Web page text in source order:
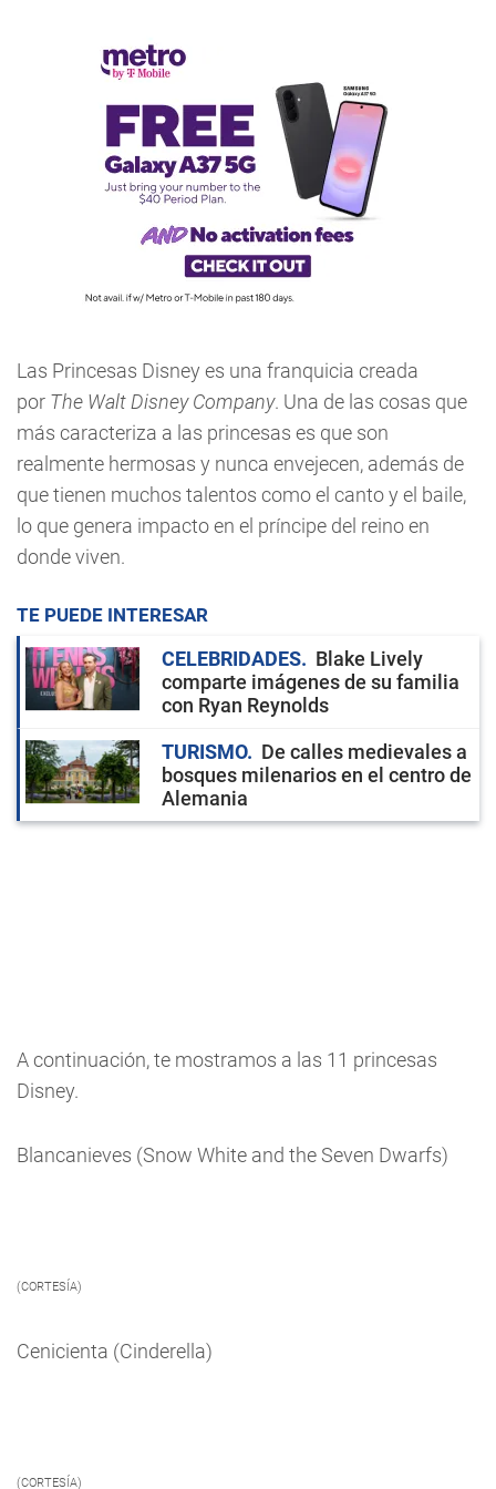
Las Princesas Disney es una franquicia creada
por The Walt Disney Company. Una de las cosas que
más caracteriza a las princesas es que son
realmente hermosas y nunca envejecen, además de
que tienen muchos talentos como el canto y el baile,
lo que genera impacto en el príncipe del reino en
donde viven.
TE PUEDE INTERESAR
CELEBRIDADES
Blake Lively
comparte imágenes de su familia
con Ryan Reynolds
TURISMO
De calles medievales a
bosques milenarios en el centro de
Alemania
A continuación, te mostramos a las 11 princesas
Disney.
Blancanieves (Snow White and the Seven Dwarfs)
(CORTESÍA)
Cenicienta (Cinderella)
(CORTESÍA)